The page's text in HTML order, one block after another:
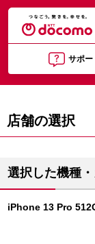
サポー
店舗の選択
選択した機種
iPhone 13 Pro